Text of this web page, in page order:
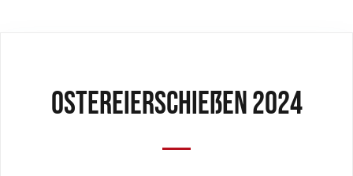
ostereierschießen 2024